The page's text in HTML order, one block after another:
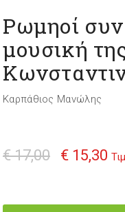
Ρωμηοί
μουσική
Καρπάθιος Μανώλης
€ 17,00 € 15,30